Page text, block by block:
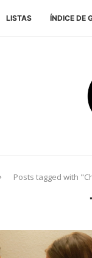
LISTAS ÍNDICE DE
Posts tagged with